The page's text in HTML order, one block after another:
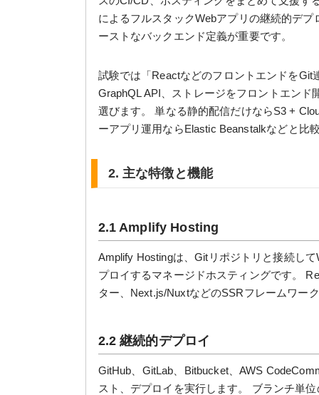
によるフルスタックWebアプリの継続的デ
ーストなバックエンド定義が重要です。
試験では「Reactなどのフロントエンドを
GraphQL API、ストレージをフロントエン
選びます。 単なる静的配信だけならS3 +
ーアプリ運用ならElastic Beanstalkなどと比
2. 主な特徴と機能
2.1 Amplify Hosting
Amplify Hostingは、Gitリポジトリと接続し
プロイするマネージドホスティングです。
ター、Next.js/NuxtなどのSSRフレームワー
2.2 継続的デプロイ
GitHub、GitLab、Bitbucket、AWS
スト、デプロイを実行します。 ブランチ単